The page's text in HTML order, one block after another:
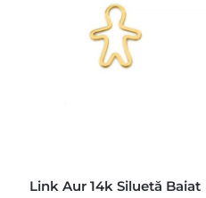
Link Aur 14k Siluetă Baiat